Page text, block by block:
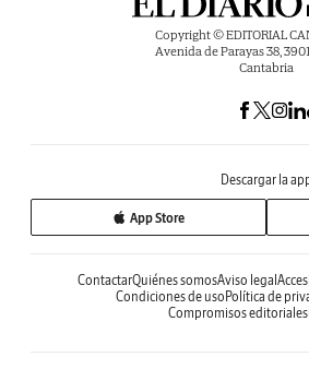
Copyright © EDITORIAL
Avenida de Parayas 38,
Cantabria
Descargar la
App Store
ContactarQuiénes somosAviso legal
Condiciones de uso Política de
Compromisos editoriales